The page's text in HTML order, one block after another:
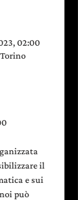
02:00
il
e sui
può